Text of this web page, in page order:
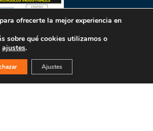
ofrecerte la mejor experiencia en
sobre qué cookies utilizamos o
ajustes.
Ajustes